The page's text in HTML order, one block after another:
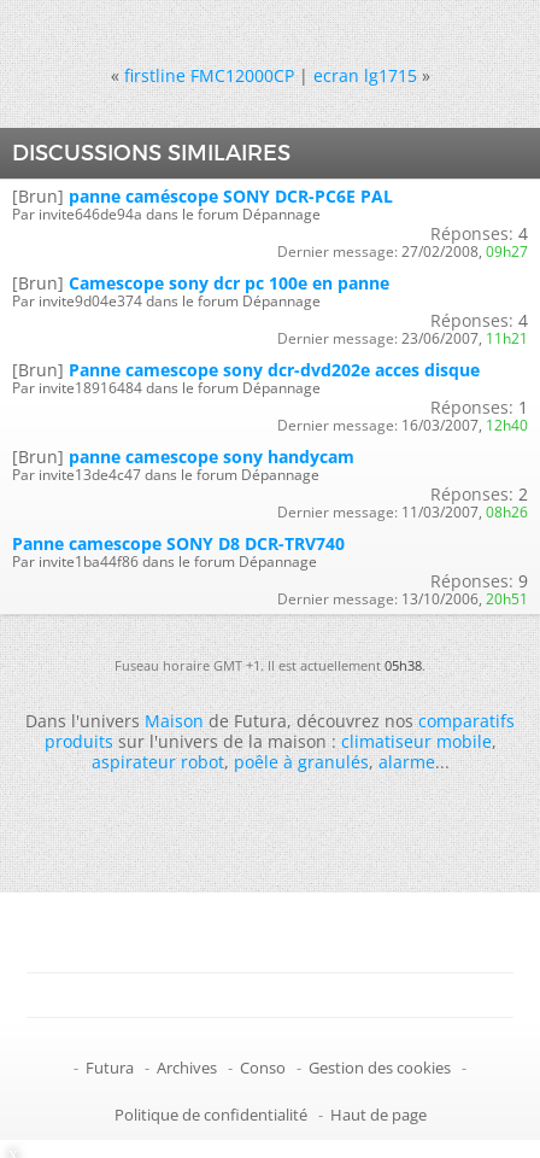
« firstline FMC12000CP|ecran lg1715 »
DISCUSSIONS SIMILAIRES
[Brun] panne caméscope SONY DCR-PC6E PAL
Par invite646de94a dans le forum Dépannage
Réponses: 4
Dernier message: 27/02/2008, 09h27
[Brun] Camescope sony dcr pc 100e en panne
Par invite9d04e374 dans le forum Dépannage
Réponses: 4
Dernier message: 23/06/2007, 11h21
[Brun] Panne camescope sony dcr-dvd202e acces disque
Par invite18916484 dans le forum Dépannage
Réponses: 1
Dernier message: 16/03/2007, 12h40
[Brun] panne camescope sony handycam
Par invite13de4c47 dans le forum Dépannage
Réponses: 2
Dernier message: 11/03/2007, 08h26
Panne camescope SONY D8 DCR-TRV740
Par invite1ba44f86 dans le forum Dépannage
Réponses: 9
Dernier message: 13/10/2006, 20h51
Fuseau horaire GMT +1. Il est actuellement05h38.
Dans l'universMaisonde Futura, découvrez noscomparatifs
produitssur l'univers de la maison :climatiseur mobile,
aspirateur robot,poêle à granulés,alarme...
- Futura - Archives - Conso - Gestion des cookies -
Politique de confidentialité - Haut de page